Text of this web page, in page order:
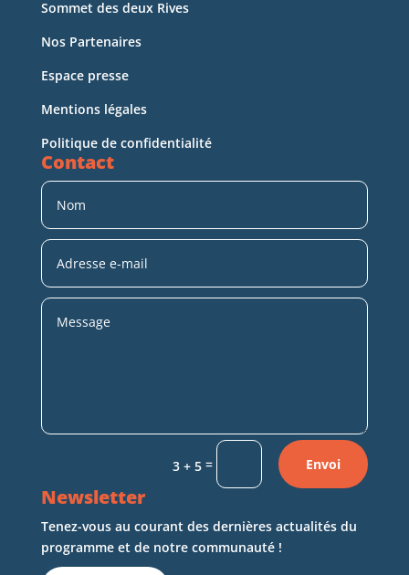
Sommet des deux Rives
Nos Partenaires
Espace presse
Mentions légales
Politique de confidentialité
Contact
3 + 5 = Envoi
Newsletter
Tenez-vous au courant des dernières actualités du
programme et de notre communauté !